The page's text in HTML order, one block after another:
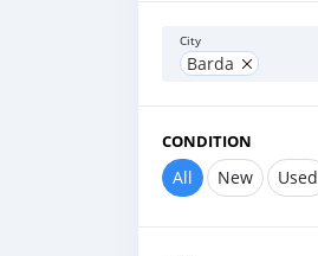
City
Barda
CONDITION
All New Used